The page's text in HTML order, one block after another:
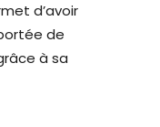
d’avoir
de
à sa